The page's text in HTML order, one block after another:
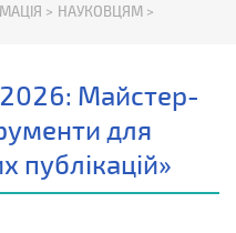
> НАУКОВЦЯМ >
Майстер-
для
публікацій»